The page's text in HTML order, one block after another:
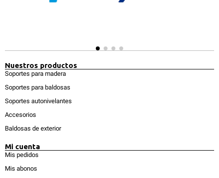
Nuestros productos
Soportes para madera
Soportes para baldosas
Soportes autonivelantes
Accesorios
Baldosas de exterior
Mi cuenta
Mis pedidos
Mis abonos